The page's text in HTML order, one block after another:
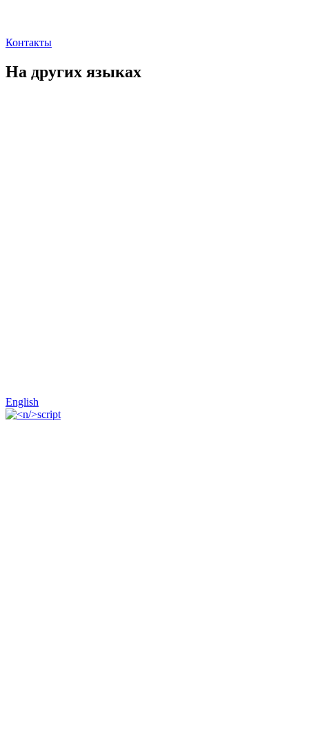
Контакты
На других языках
English